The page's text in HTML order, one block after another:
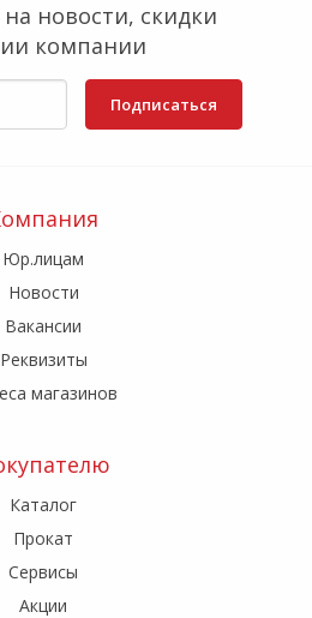
новости, скидки
компании
Подписаться
Юр.лицам
Новости
Вакансии
Реквизиты
магазинов
Каталог
Прокат
Сервисы
Акции